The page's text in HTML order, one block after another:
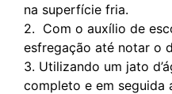
na superfície fria.
2. Com o auxílio de
esfregação até notar o
3. Utilizando um jato
completo e em seguida